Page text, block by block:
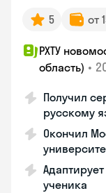
5 от
РХТУ
область) •
Получил
русскому
Окончил
ученика